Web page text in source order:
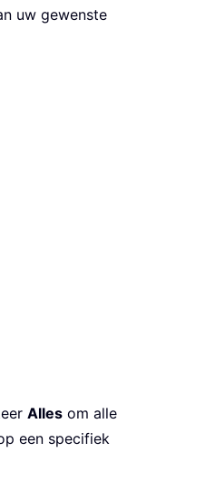
uw gewenste
Alles om alle
een specifiek